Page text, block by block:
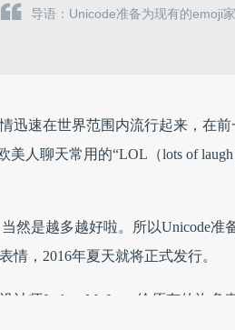
导语：Unicode准备为现有的emoji
迅速在世界范围内流行起来，在
美人聊天常用的“LOL（lots of
然是越多越好啦。所以Unicode
情，2016年夏天就将正式发行。
计师Joshua M. Jones给原有的许